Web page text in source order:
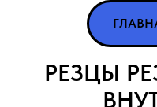
РЕЗЦЫ